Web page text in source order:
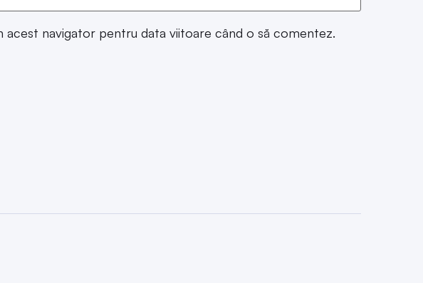
acest navigator pentru data viitoare când o să comentez.